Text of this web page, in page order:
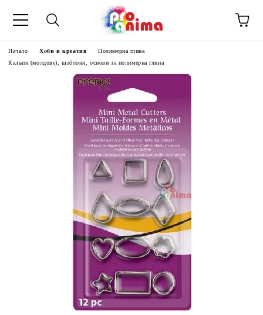
Начало Хоби и креатив
Полимерна глина
Калъпи (молдове), шаблони, основи за полимерна глина